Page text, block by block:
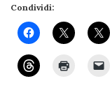
Condividi: